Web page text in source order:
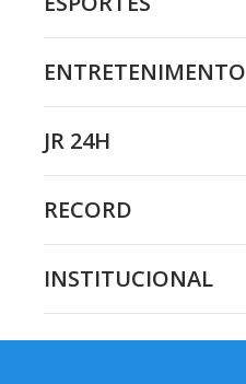
ENTRETENIMENTO
JR 24H
RECORD
INSTITUCIONAL